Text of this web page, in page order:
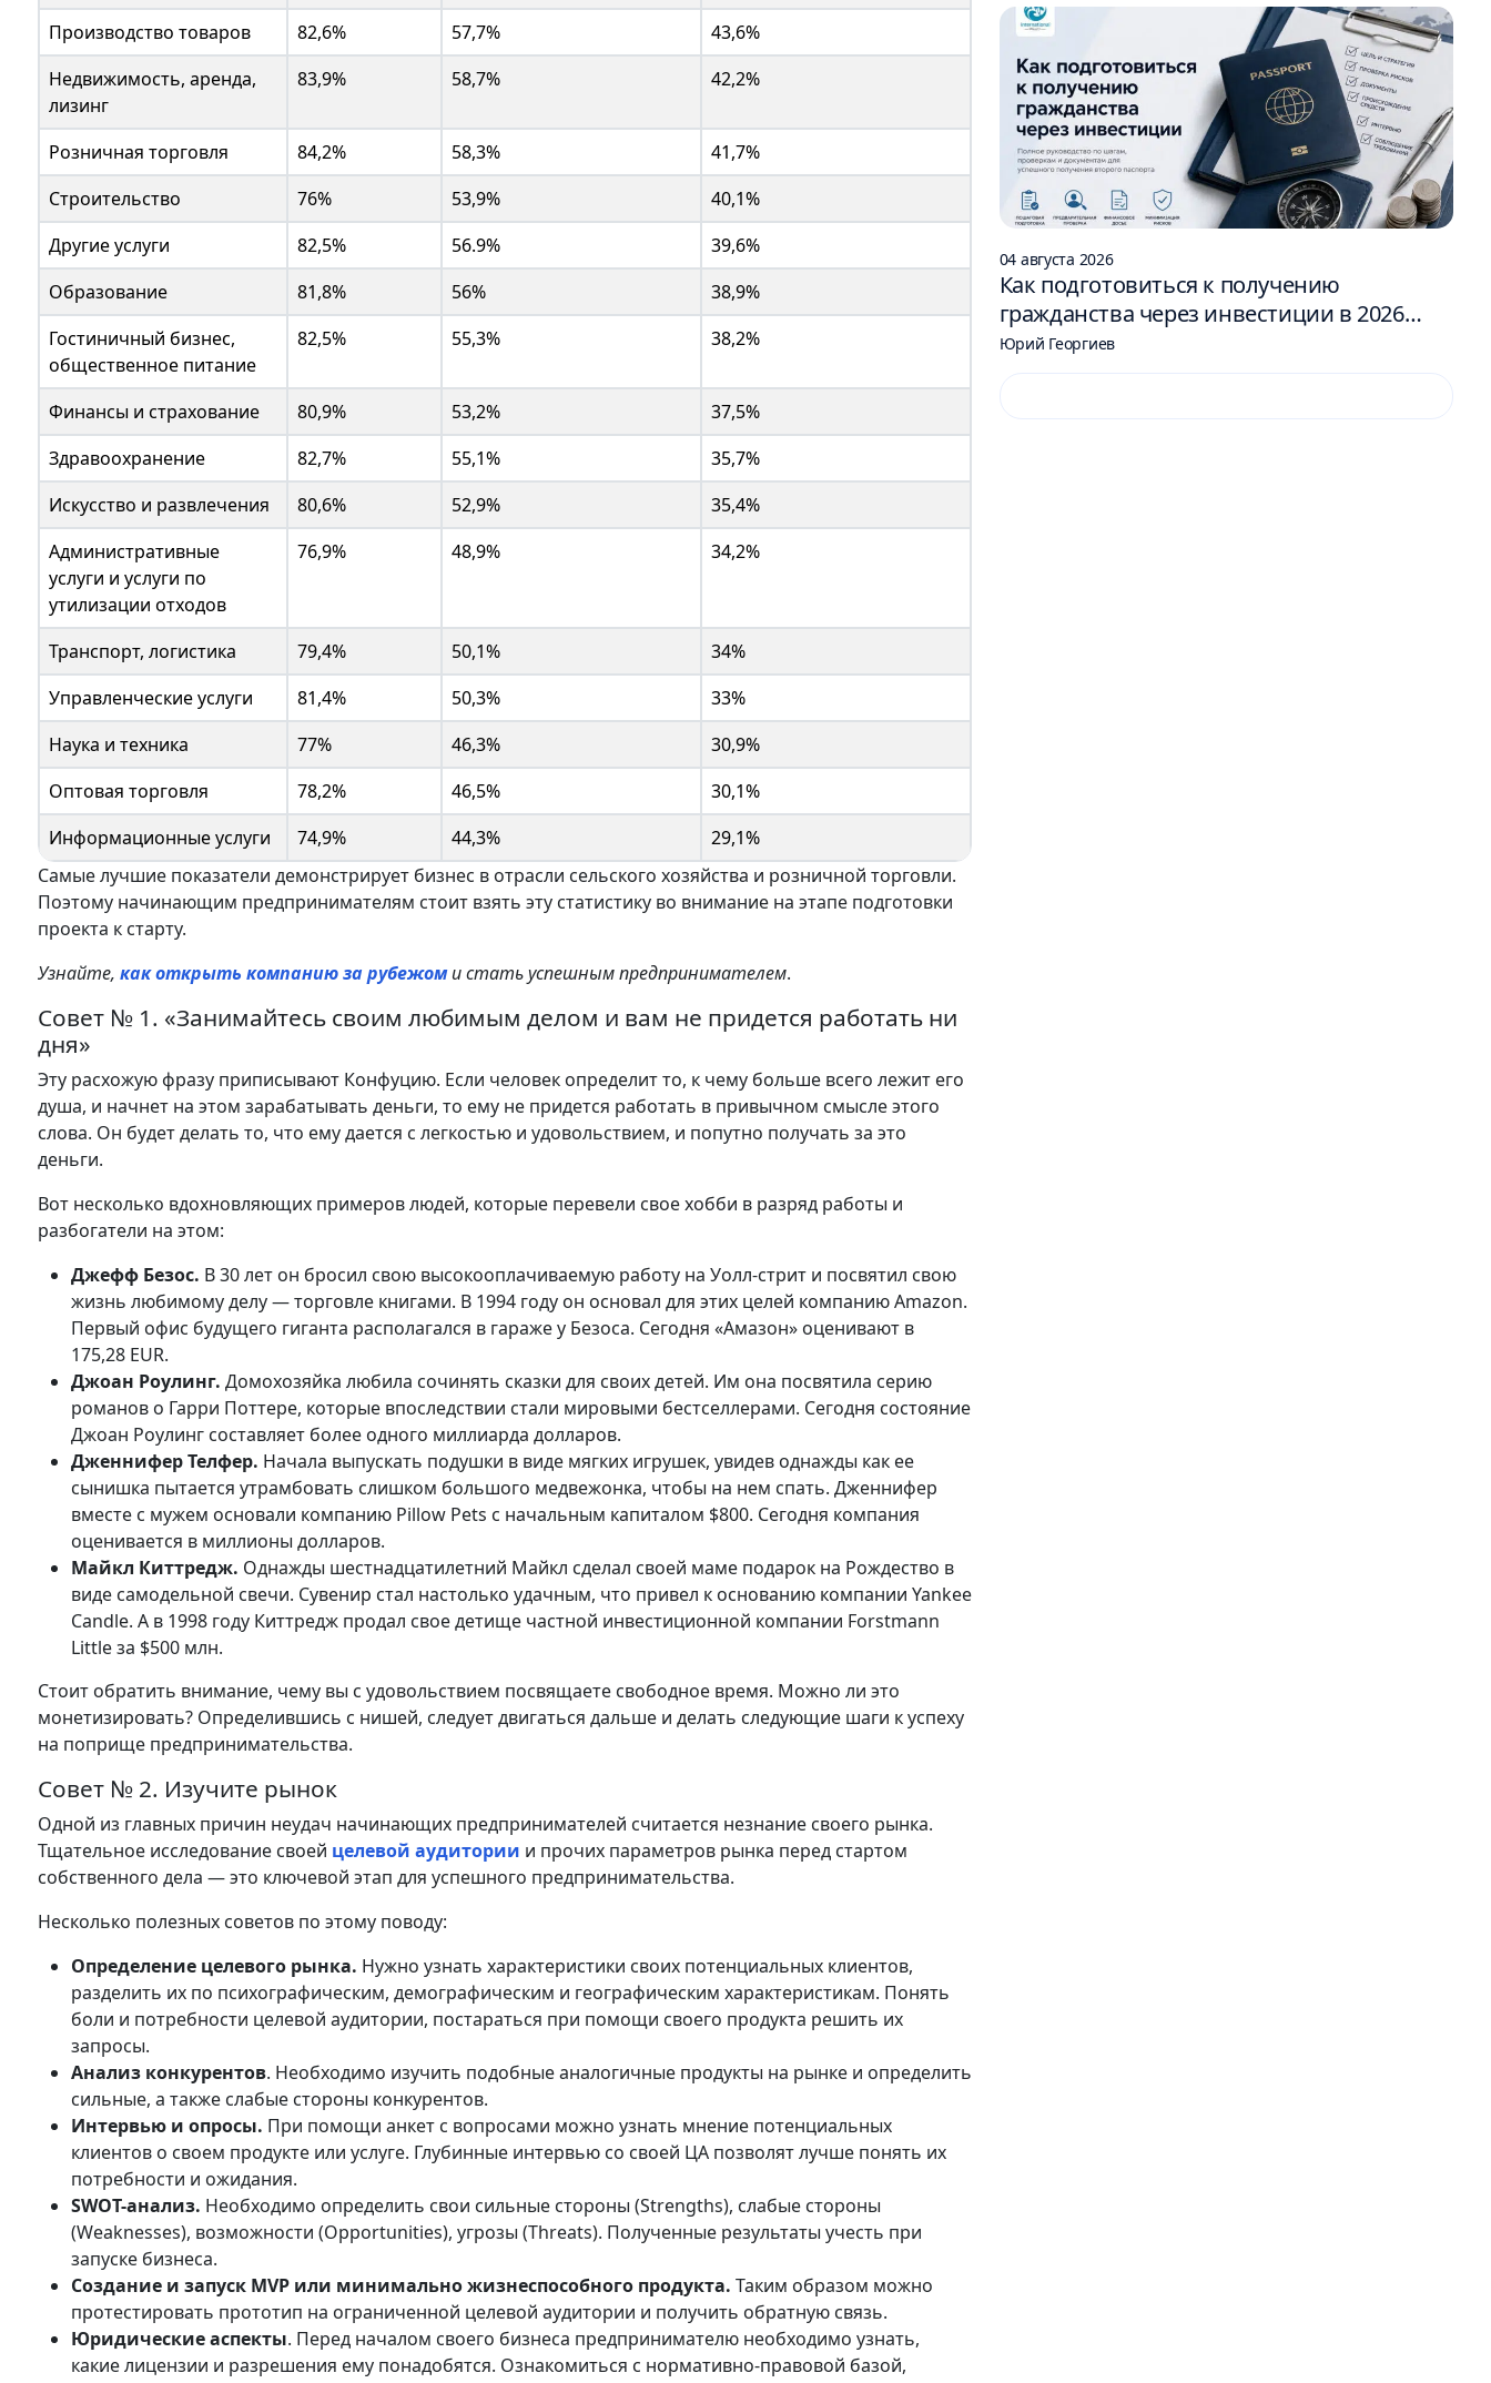
Производство товаров 82,6% 57,7%
43,6%
Недвижимость, аренда,
лизинг
83,9% 58,7% 42,2%
Розничная торговля 84,2% 58,3%
41,7%
Строительство
76% 53,9%
40,1%
Другие услуги
82,5% 56.9%
39,6%
Образование
81,8% 56%
38,9%
Гостиничный бизнес,
общественное питание
82,5% 55,3% 38,2%
Финансы и страхование 80,9% 53,2%
37,5%
Здравоохранение
82,7% 55,1%
35,7%
Искусство и развлечения
80,6% 52,9%
35,4%
Административные
услуги и услуги по
утилизации отходов
76,9% 48,9% 34,2%
Транспорт, логистика 79,4% 50,1%
34%
Управленческие услуги
81,4% 50,3%
33%
Наука и техника
77% 46,3%
30,9%
Оптовая торговля
78,2% 46,5%
30,1%
Информационные услуги
74,9% 44,3%
29,1%
Самые лучшие показатели демонстрирует бизнес в отрасли сельского хозяйства и розничной торговли.
Поэтому начинающим предпринимателям стоит взять эту статистику во внимание на этапе подготовки
проекта к старту.
Узнайте, как открыть компанию за рубежоми стать успешным предпринимателем.
Совет № 1. «Занимайтесь своим любимым делом и вам не придется работать ни
дня»
Эту расхожую фразу приписывают Конфуцию. Если человек определит то, к чему больше всего лежит его
душа, и начнет на этом зарабатывать деньги, то ему не придется работать в привычном смысле этого
слова. Он будет делать то, что ему дается с легкостью и удовольствием, и попутно получать за это
деньги.
Вот несколько вдохновляющих примеров людей, которые перевели свое хобби в разряд работы и
разбогатели на этом:
Джефф Безос. В 30 лет он бросил свою высокооплачиваемую работу на Уолл-стрит и посвятил свою
жизнь любимому делу — торговле книгами. В 1994 году он основал для этих целей компанию Amazon.
Первый офис будущего гиганта располагался в гараже у Безоса. Сегодня «Амазон» оценивают в
175,28 EUR.
Джоан Роулинг. Домохозяйка любила сочинять сказки для своих детей. Им она посвятила серию
романов о Гарри Поттере, которые впоследствии стали мировыми бестселлерами. Сегодня состояние
Джоан Роулинг составляет более одного миллиарда долларов.
Дженнифер Телфер. Начала выпускать подушки в виде мягких игрушек, увидев однажды как ее
сынишка пытается утрамбовать слишком большого медвежонка, чтобы на нем спать. Дженнифер
вместе с мужем основали компанию Pillow Pets с начальным капиталом $800. Сегодня компания
оценивается в миллионы долларов.
Майкл Киттредж. Однажды шестнадцатилетний Майкл сделал своей маме подарок на Рождество в
виде самодельной свечи. Сувенир стал настолько удачным, что привел к основанию компании Yankee
Candle. А в 1998 году Киттредж продал свое детище частной инвестиционной компании Forstmann
Little за $500 млн.
Стоит обратить внимание, чему вы с удовольствием посвящаете свободное время. Можно ли это
монетизировать? Определившись с нишей, следует двигаться дальше и делать следующие шаги к успеху
на поприще предпринимательства.
Совет № 2. Изучите рынок
Одной из главных причин неудач начинающих предпринимателей считается незнание своего рынка.
Тщательное исследование своей целевой аудитории и прочих параметров рынка перед стартом
собственного дела — это ключевой этап для успешного предпринимательства.
Несколько полезных советов по этому поводу:
Определение целевого рынка. Нужно узнать характеристики своих потенциальных клиентов,
разделить их по психографическим, демографическим и географическим характеристикам. Понять
боли и потребности целевой аудитории, постараться при помощи своего продукта решить их
запросы.
Анализ конкурентов. Необходимо изучить подобные аналогичные продукты на рынке и определить
сильные, а также слабые стороны конкурентов.
Интервью и опросы. При помощи анкет с вопросами можно узнать мнение потенциальных
клиентов о своем продукте или услуге. Глубинные интервью со своей ЦА позволят лучше понять их
потребности и ожидания.
SWOT-анализ. Необходимо определить свои сильные стороны (Strengths), слабые стороны
(Weaknesses), возможности (Opportunities), угрозы (Threats). Полученные результаты учесть при
запуске бизнеса.
Создание и запуск MVP или минимально жизнеспособного продукта. Таким образом можно
протестировать прототип на ограниченной целевой аудитории и получить обратную связь.
Юридические аспекты. Перед началом своего бизнеса предпринимателю необходимо узнать,
какие лицензии и разрешения ему понадобятся. Ознакомиться с нормативно-правовой базой,
04 августа 2026
Как подготовиться к получению
гражданства через инвестиции в 2026
году: 6 шагов
Юрий Георгиев